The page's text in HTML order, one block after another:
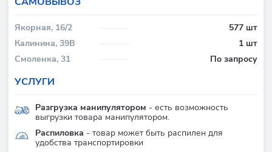
Якорная, 16/2
577 шт
Калинина, 39В
1 шт
Смоленка, 31
По запросу
УСЛУГИ
Разгрузка манипулятором - есть возможность
выгрузки товара манипулятором.
Распиловка - товар может быть распилен для
удобства транспортировки